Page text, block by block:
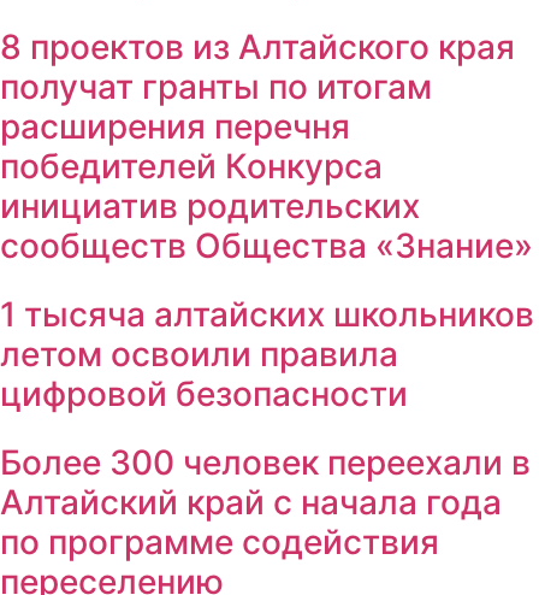
8 проектов из Алтайского края
получат гранты по итогам
расширения перечня
победителей Конкурса
инициатив родительских
сообществ Общества «Знание»
1 тысяча алтайских школьников
летом освоили правила
цифровой безопасности
Более 300 человек переехали в
Алтайский край с начала года
по программе содействия
переселению